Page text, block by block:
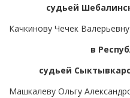
судьей
Качкинову Чечек Валерьевну
в
судьей
Машкалеву Ольгу